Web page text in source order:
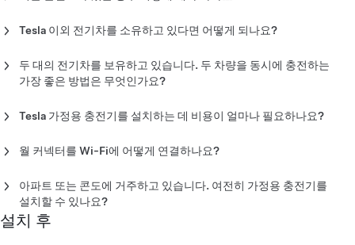
월 커넥터는 40A 회로 차단기(32A 출력)에 설치할 수 있습니다.
가정용 충전에 적합합니다. 그러나 Tesla 차량 역시 범용 콘센트에
참고 : 기존의 가정용 콘센트를 사용하려는 경우 Tesla는 사용 전에
좋습니다.
Tesla 이외 전기차를 소유하고 있다면 어떻게 되나요?
차량 및 사용 가능한 전력에 따라 다릅니다.
두 대의 전기차를 보유하고 있습니다. 두 차량을 동시에 충전하는
가장 좋은 방법은 무엇인가요?
가장 효율적인 선택입니다.
Tesla 가정용 충전기를 설치하는 데 비용이 얼마나 필요하나요?
으려면 한국 공인 전기 계약업체에 문의하세요.
월 커넥터를 Wi-Fi에 어떻게 연결하나요?
트 및 원격 진단을 통해 월 커넥터를 최신 상태로 유지할 수 있습니
다.
아파트 또는 콘도에 거주하고 있습니다. 여전히 가정용 충전기를
설치할 수 있나요?
법적으로 공동 주택에서 전기차 충전을 허용해야 하는 사례가 점
설치 후